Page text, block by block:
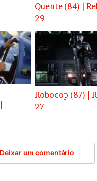
Quente (84) |
29
Robocop (87) |
27
Deixar um comentário